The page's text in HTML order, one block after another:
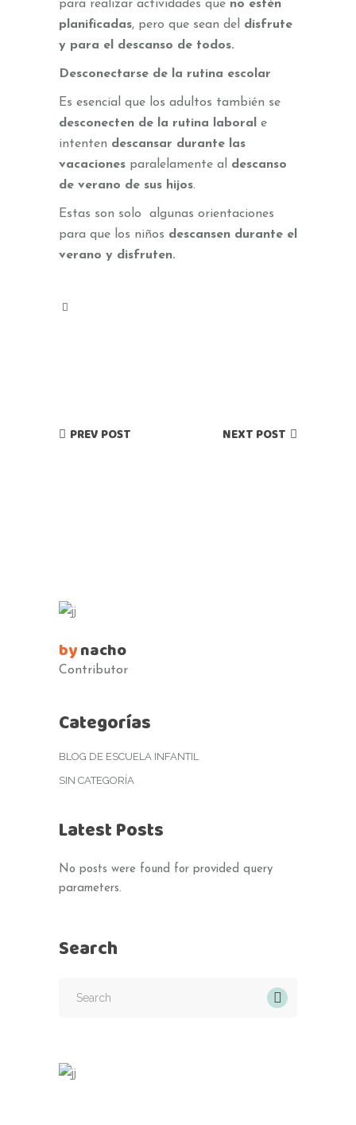
para realizar actividades que no estén
planificadas, pero que sean del disfrute
y para el descanso de todos.
Desconectarse de la rutina escolar
Es esencial que los adultos también se
desconecten de la rutina laboral
e
intenten descansar durante las
vacaciones paralelamente al descanso
de verano de sus hijos.
Estas son solo algunas orientaciones
para que los niños descansen durante el
verano y disfruten.
PREV POST NEXT POST
bynacho
Contributor
Categorías
BLOG DE ESCUELA INFANTIL
SIN CATEGORÍA
Latest Posts
No posts were found for provided query
parameters.
Search